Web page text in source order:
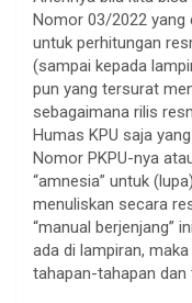
Nomor 03/2022 yang
untuk perhitungan
(sampai kepada
pun yang tersurat
sebagaimana rilis
Humas KPU saja
Nomor PKPU-nya
“amnesia” untuk
menuliskan secara
“manual berjenjang”
ada di lampiran,
tahapan-tahapan